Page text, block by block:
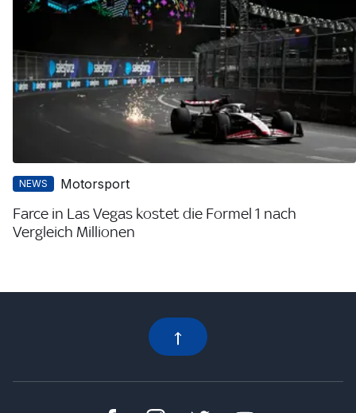
NEWS Motorsport
Farce in Las Vegas kostet die Formel 1 nach
Vergleich Millionen